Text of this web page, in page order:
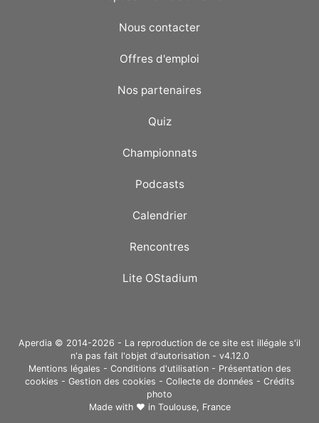
Nous contacter
Offres d'emploi
Nos partenaires
Quiz
Championnats
Podcasts
Calendrier
Rencontres
Lite OStadium
Aperdia © 2014-2026 - La reproduction de ce site est illégale s'il
n'a pas fait l'objet d'autorisation - v4.12.0
Mentions légales - Conditions d'utilisation- Présentation des
cookies - Gestion des cookies - Collecte de données - Crédits
photo
Made with ❤ in Toulouse, France